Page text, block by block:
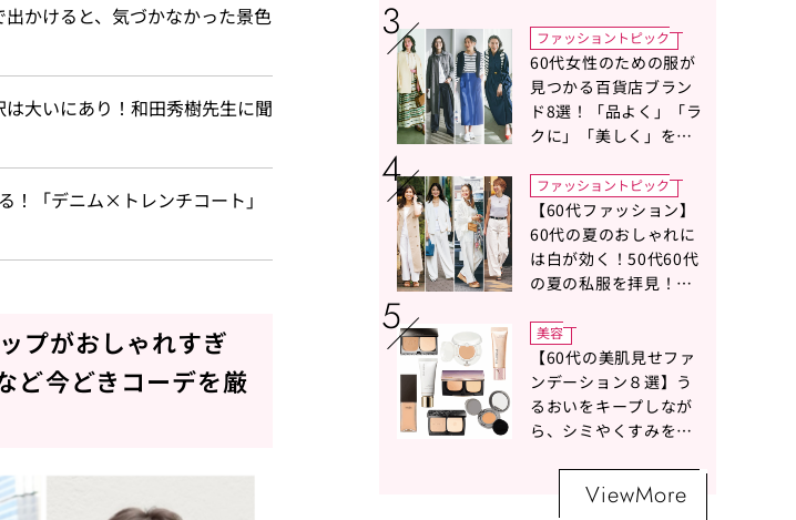
かけると、気づかなかった景色
大いにあり！和田秀樹先生に聞
！「デニム×トレンチコート」
プがおしゃれすぎ
ど今どきコーデを厳
の選び方〉をスタイリ
スト地曳いく子さんが
アドバイス！
ファッショントピック
60代女性のための服が
見つかる百貨店ブラン
ド8選！「品よく」「ラ
クに」「美しく」を叶
ファッショントピック
【60代ファッション】
60代の夏のおしゃれに
は白が効く！50代60代
の夏の私服を拝見！白
の魔術】
美容
【60代の美肌見せファ
ンデーション８選】う
るおいをキープしなが
ら、シミやくすみをナ
ViewMore